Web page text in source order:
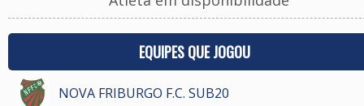
EQUIPES QUE JOGOU
NOVA FRIBURGO F.C. SUB20